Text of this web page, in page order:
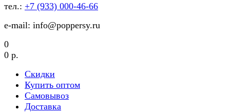
тел.: +7 (933) 000-46-66
e-mail: info@poppersy.ru
0
0 р.
Скидки
Купить оптом
Самовывоз
Доставка